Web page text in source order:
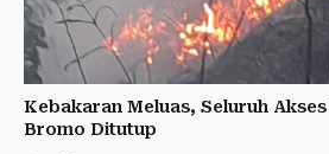
Kebakaran Meluas, Seluruh
Bromo Ditutup